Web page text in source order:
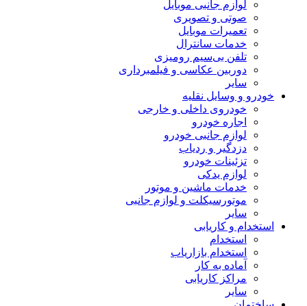
لوازم جانبی موبایل
صوتی و تصویری
تعمیرات موبایل
خدمات سانترال
تلفن بی‌سیم رومیزی
دوربین عکاسی و فیلمبرداری
سایر
خودرو و وسایل نقلیه
خودروی داخلی و خارجی
اجاره خودرو
لوازم جانبی خودرو
دزدگیر و ردیاب
تزئینات خودرو
لوازم یدکی
خدمات ماشین و موتور
موتورسیکلت و لوازم جانبی
سایر
استخدام و کاریابی
استخدام
استخدام بازاریاب
آماده به کار
مراکز کاریابی
سایر